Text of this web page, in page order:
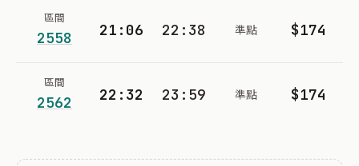
區間
2558 21:06 22:38 準點 $174
區間
2562 22:32 23:59 準點 $174